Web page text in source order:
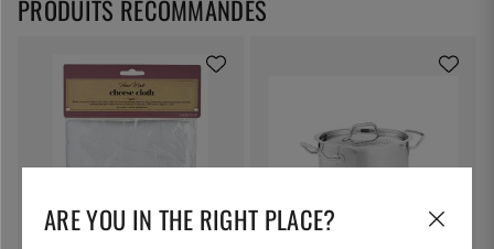
PRODUITS RECOMMANDÉS
ARE YOU IN THE RIGHT PLACE?